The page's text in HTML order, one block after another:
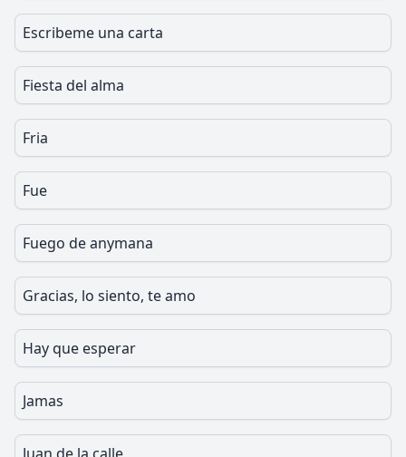
Escribeme una carta
Fiesta del alma
Fria
Fue
Fuego de anymana
Gracias, lo siento, te amo
Hay que esperar
Jamas